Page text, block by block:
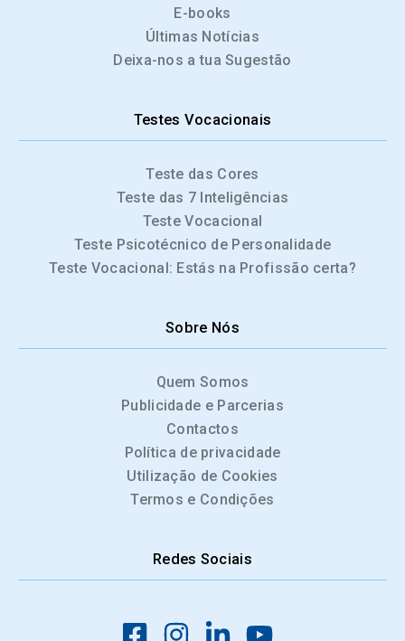
E-books
Últimas Notícias
Deixa-nos a tua Sugestão
Testes Vocacionais
Teste das Cores
Teste das 7 Inteligências
Teste Vocacional
Teste Psicotécnico de Personalidade
Teste Vocacional: Estás na Profissão certa?
Sobre Nós
Quem Somos
Publicidade e Parcerias
Contactos
Política de privacidade
Utilização de Cookies
Termos e Condições
Redes Sociais